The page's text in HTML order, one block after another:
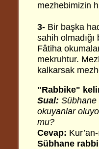
mezhebimizin
3- Bir başka
sahih
Fâtiha
mekruhtur.
kalkarsak
"Rabbike"
Sual: Sübhane
okuyanlar
mu?
Cevap:
Sübhane